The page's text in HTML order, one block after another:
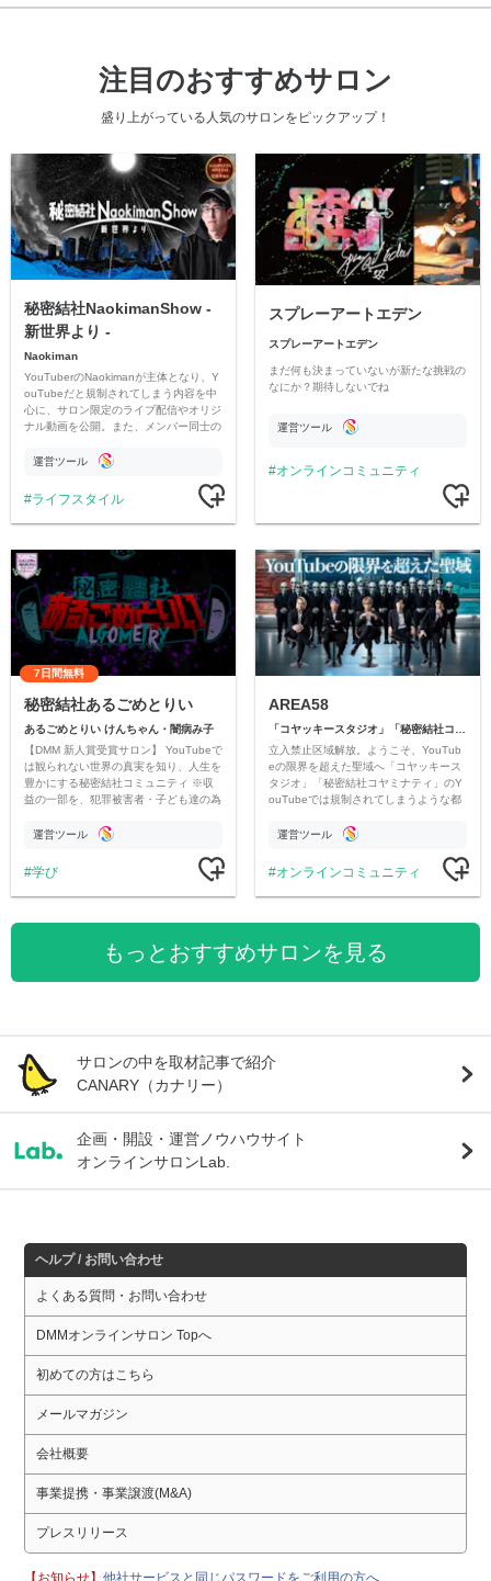
注目のおすすめサロン
盛り上がっている人気のサロンをピックアップ！
秘密結社NaokimanShow -
新世界より -
Naokiman
YouTuberのNaokimanが主体となり、Y
ouTubeだと規制されてしまう内容を中
心に、サロン限定のライブ配信やオリジ
ナル動画を公開。また、メンバー同士の
ただいています。
運営ツール
ライフスタイル
スプレーアートエデン
スプレーアートエデン
まだ何も決まっていないが新たな挑戦の
なにか？期待しないでね
運営ツール
オンラインコミュニティ
7日間無料
秘密結社あるごめとりい
あるごめとりい けんちゃん・闇病み子
【DMM 新人賞受賞サロン】 YouTubeで
は観られない世界の真実を知り、人生を
豊かにする秘密結社コミュニティ ※収
益の一部を、犯罪被害者・子ども達の為
す運営ツール
学び
AREA58
立入禁止区域解放。ようこそ、YouTub
eの限界を超えた聖域へ「コヤッキース
タジオ」「秘密結社コヤミナティ」のY
ouTubeでは規制されてしまうような都
公開。
運営ツール
オンラインコミュニティ
もっとおすすめサロンを見る
サロンの中を取材記事で紹介
CANARY（カナリー）
企画・開設・運営ノウハウサイト
オンラインサロンLab.
ヘルプ / お問い合わせ
よくある質問・お問い合わせ
DMMオンラインサロン Topへ
初めての方はこちら
メールマガジン
会社概要
事業提携・事業譲渡(M&A)
プレスリリース
【お知らせ】他社サービスと同じパスワードをご利用の方へ